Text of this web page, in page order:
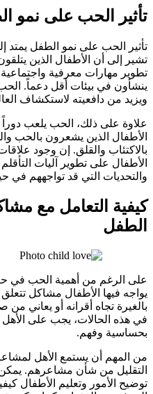
تأثير الحب على نمو
تأثير الحب على نمو الطفل يمتد
تشير إلى أن الأطفال الذين
تطوير مهارات معرفية
ينشأون في بيئات أقل دعماً.
ويزيد من دافعيته لاستكشاف
علاوة على ذلك، الحب يلعب
الأطفال الذين يشعرون بالحب
بالاكتئاب والقلق. إن وجود
الأطفال على تطوير آليات
والتحديات التي قد تواجههم في
كيفية التعامل مع
الطفل
على الرغم من أهمية الحب في
يواجه فيها الأطفال مشاكل
بالغيرة تجاه أقرانه أو يعاني
في هذه الحالات، يجب على الأهل
بحساسية وفهم.
من المهم أن يستمع الأهل
التقليل من شأن مشاعرهم.
توضيح الأمور وتعليم الأطفال